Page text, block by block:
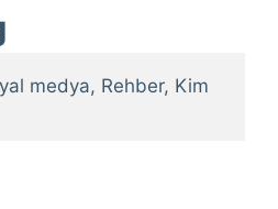
medya, Rehber, Kim